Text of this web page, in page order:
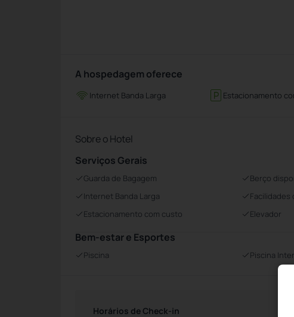
A hospedagem oferece
Internet Banda Larga Estacionamento
Sobre o Hotel
Serviços Gerais
Guarda de Bagagem Berço
Internet Banda Larga
Facilidades
Estacionamento com custo
Elevador
Bem-estar e Esportes
Piscina Piscina
Horários de Check-in